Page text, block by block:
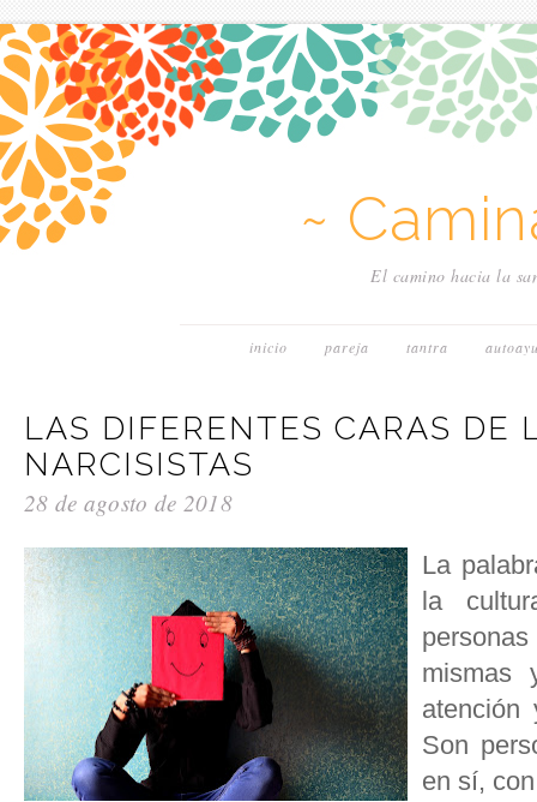
~
El camino hacia la
inicio pareja tantra
LAS DIFERENTES CARAS DE
NARCISISTAS
28 de agosto de 2018
La
la
mismas
Son
en sí,